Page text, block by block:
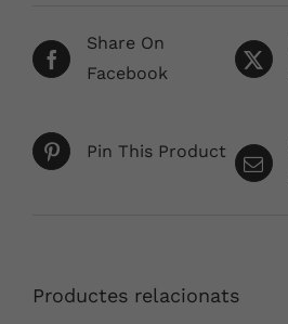
Share On
Facebook
Pin This Product
Productes relacionats